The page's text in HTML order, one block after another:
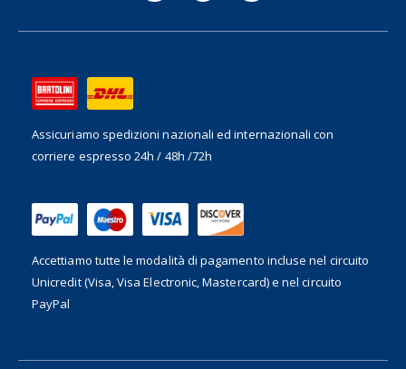
Assicuriamo spedizioni nazionali ed internazionalicon
corriere espresso 24h / 48h /72h
Accettiamo tutte le modalità di pagamento incluse nel circuito
Unicredit (Visa, Visa Electronic, Mastercard) e nel circuito
PayPal